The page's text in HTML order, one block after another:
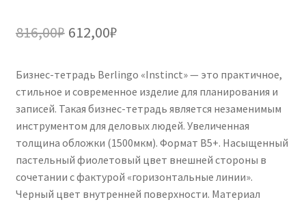
816,00₽ Первоначальная
составляла
816,00₽.
612,00₽Текущая
612,00₽.
Бизнес-тетрадь Berlingo «Instinct» — это практичное,
стильное и современное изделие для планирования и
записей. Такая бизнес-тетрадь является незаменимым
инструментом для деловых людей. Увеличенная
толщина обложки (1500мкм). Формат В5+. Насыщенный
пастельный фиолетовый цвет внешней стороны в
сочетании с фактурой «горизонтальные линии».
Черный цвет внутренней поверхности. Материал